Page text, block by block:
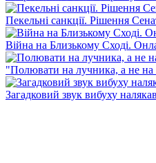
Пекельні санкції. Рішення
Війна на Близькому Сході.
"Полювати на лучника, а не на
Загадковий звук вибуху